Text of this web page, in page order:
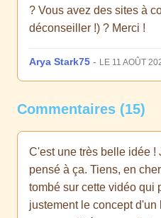
? Vous avez des sites à
déconseiller !) ? Merci !
Arya Stark75 - LE 11 AOÛT
Commentaires (15)
C'est une très belle idée !
pensé à ça. Tiens, en
tombé sur cette vidéo qui
justement le concept d'un